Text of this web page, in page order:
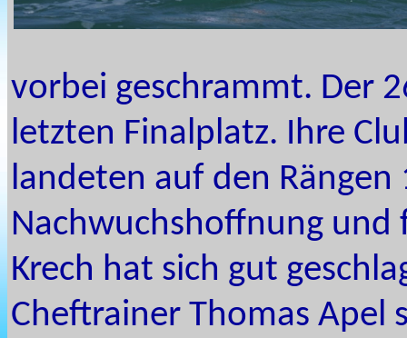
vorbei geschrammt. Der
letzten Finalplatz. Ihre
landeten auf den
Nachwuchshoffnung und
Krech hat sich gut
Cheftrainer Thomas Apel